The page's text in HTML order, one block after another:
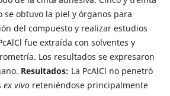
obtuvo la piel y órganos para
del compuesto y realizar estudios
fue extraída con solventes y
Los resultados se expresaron
Resultados: La PcAlCl no penetró
ex vivoreteniéndose principalmente